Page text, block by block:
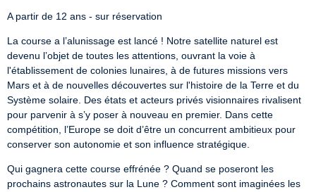
A partir de 12 ans - sur réservation
La course a l’alunissage est lancé ! Notre satellite naturel est
devenu l’objet de toutes les attentions, ouvrant la voie à
l'établissement de colonies lunaires, à de futures missions vers
Mars et à de nouvelles découvertes sur l'histoire de la Terre et du
Système solaire. Des états et acteurs privés visionnaires rivalisent
pour parvenir à s’y poser à nouveau en premier. Dans cette
compétition, l’Europe se doit d’être un concurrent ambitieux pour
conserver son autonomie et son influence stratégique.
Qui gagnera cette course effrénée ? Quand se poseront les
prochains astronautes sur la Lune ? Comment sont imaginées les